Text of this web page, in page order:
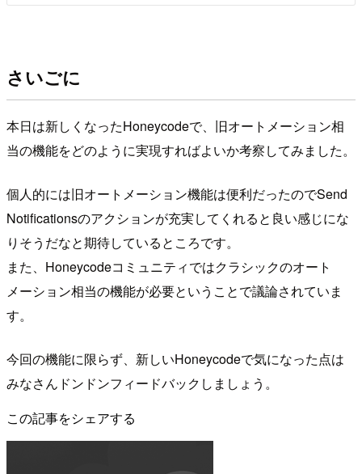
さいごに
本日は新しくなったHoneycodeで、旧オートメーション相
当の機能をどのように実現すればよいか考察してみました。
個人的には旧オートメーション機能は便利だったのでSend
Notificationsのアクションが充実してくれると良い感じにな
りそうだなと期待しているところです。
また、Honeycodeコミュニティではクラシックのオート
メーション相当の機能が必要ということで議論されていま
す。
今回の機能に限らず、新しいHoneycodeで気になった点は
みなさんドンドンフィードバックしましょう。
この記事をシェアする